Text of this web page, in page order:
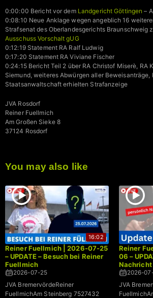
0:00:00 Bericht vor dem Landgericht Göttingen –
0:08:10 Neue Anklage wegen angeblich 16
Strafsenat des Oberlandesgerichts Braunschweig
Ausschuss Vorschalt gUG
0:12:19 Statement RA Ralf Ludwig
0:17:20 Statement RA Viviane Fischer
0:24:15 Bericht Teil 2 über RA Christof Miserè, RA
Siemund, weiteres Abwürgen aller Beweisanträge,
Staatsanwaltschaft erhielten Strafanzeige
JVA Rosdorf
Reiner Fuellmich
Am Großen Sieke 8
37124 Rosdorf
You may also like
16:02
Reiner Fuellmich | 2026-07-25
– UPDATE – Besuch bei Reiner
Fuellmich
2026-07-25
JVA BremervördeReiner
FuellmichAm Steinberg 7527432
Reiner
06 –
Nachricht
2026-
JVA